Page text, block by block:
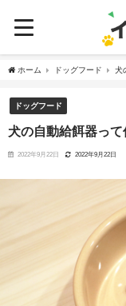
ホーム ドッグフード 犬
ドッグフード
犬の自動給餌器って
2022年9月22日 2022年9月22日